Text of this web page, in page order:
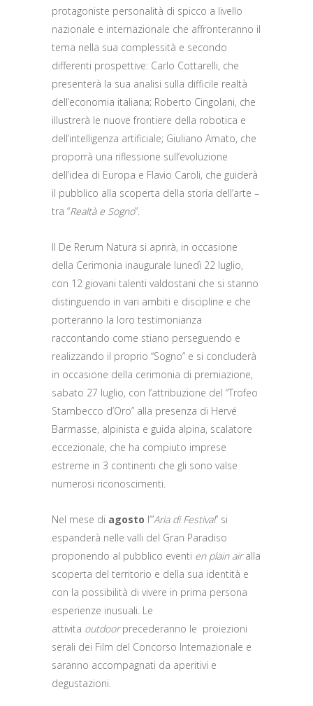
protagoniste personalità di spicco a livello
nazionale e internazionale che affronteranno il
tema nella sua complessità e secondo
differenti prospettive: Carlo Cottarelli, che
presenterà la sua analisi sulla difficile realtà
dell’economia italiana; Roberto Cingolani, che
illustrerà le nuove frontiere della robotica e
dell’intelligenza artificiale; Giuliano Amato, che
proporrà una riflessione sull’evoluzione
dell’idea di Europa e Flavio Caroli, che guiderà
il pubblico alla scoperta della storia dell’arte –
tra “Realtà e Sogno”.
Il De Rerum Natura si aprirà, in occasione
della Cerimonia inaugurale lunedì 22 luglio,
con 12 giovani talenti valdostani che si stanno
distinguendo in vari ambiti e discipline e che
porteranno la loro testimonianza
raccontando come stiano perseguendo e
realizzando il proprio “Sogno” e si concluderà
in occasione della cerimonia di premiazione,
sabato 27 luglio, con l’attribuzione del “Trofeo
Stambecco d’Oro” alla presenza di Hervé
Barmasse, alpinista e guida alpina, scalatore
eccezionale, che ha compiuto imprese
estreme in 3 continenti che gli sono valse
numerosi riconoscimenti.
Nel mese di agosto l’”Aria di Festival” si
espanderà nelle valli del Gran Paradiso
proponendo al pubblico eventi en plain airalla
scoperta del territorio e della sua identità e
con la possibilità di vivere in prima persona
esperienze inusuali. Le
attivita outdoorprecederanno le proiezioni
serali dei Film del Concorso Internazionale e
saranno accompagnati da aperitivi e
degustazioni.